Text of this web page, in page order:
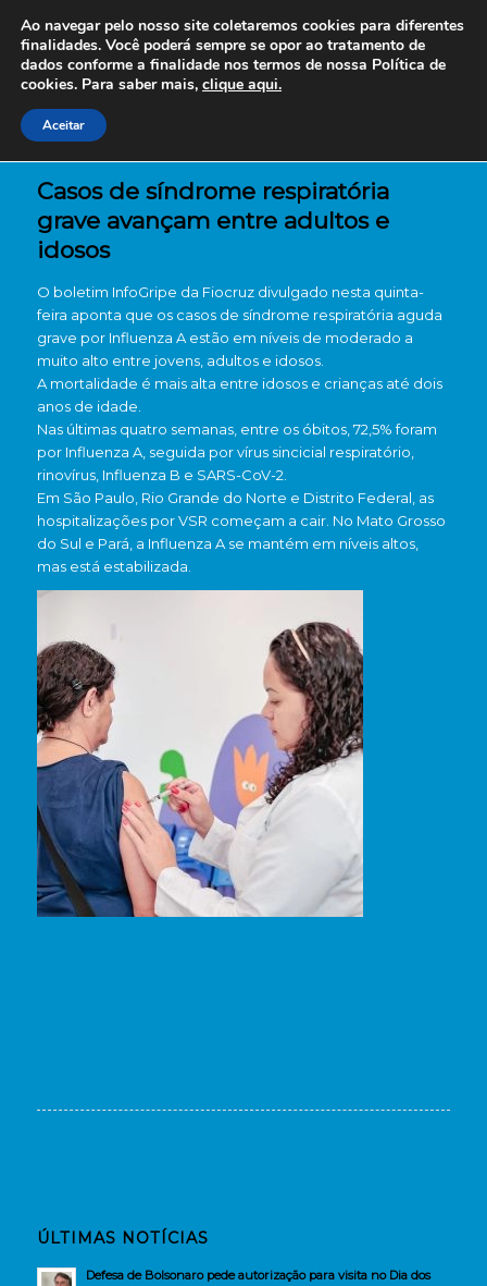
Casos de síndrome respiratória
grave avançam entre adultos e
idosos
O boletim InfoGripe da Fiocruz divulgado nesta quinta-
feira aponta que os casos de síndrome respiratória aguda
grave por Influenza A estão em níveis de moderado a
muito alto entre jovens, adultos e idosos.
A mortalidade é mais alta entre idosos e crianças até dois
anos de idade.
Nas últimas quatro semanas, entre os óbitos, 72,5% foram
por Influenza A, seguida por vírus sincicial respiratório,
rinovírus, Influenza B e SARS-CoV-2.
Em São Paulo, Rio Grande do Norte e Distrito Federal, as
hospitalizações por VSR começam a cair. No Mato Grosso
do Sul e Pará, a Influenza A se mantém em níveis altos,
mas está estabilizada.
ÚLTIMAS NOTÍCIAS
Defesa de Bolsonaro pede autorização para visita no Dia dos
Ao navegar pelo nosso site coletaremos cookies para diferentes
finalidades. Você poderá sempre se opor ao tratamento de
dados conforme a finalidade nos termos de nossa Política de
cookies. Para saber mais, clique aqui.
Aceitar